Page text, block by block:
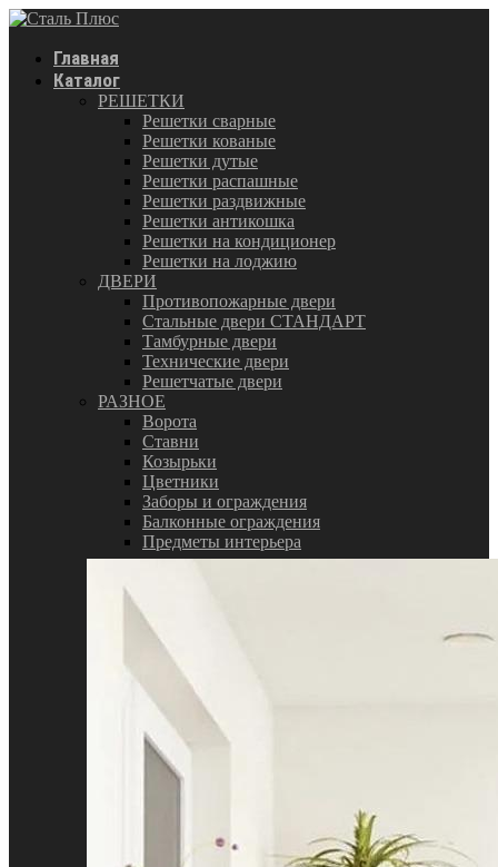
Главная
Каталог
РЕШЕТКИ
Решетки сварные
Решетки кованые
Решетки дутые
Решетки распашные
Решетки раздвижные
Решетки антикошка
Решетки на кондиционер
Решетки на лоджию
ДВЕРИ
Противопожарные двери
Стальные двери СТАНДАРТ
Тамбурные двери
Технические двери
Решетчатые двери
РАЗНОЕ
Ворота
Ставни
Козырьки
Цветники
Заборы и ограждения
Балконные ограждения
Предметы интерьера